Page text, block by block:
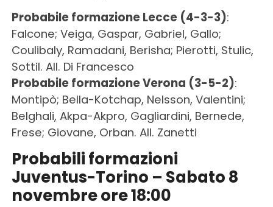
Probabile formazione Lecce (4-3-3):
Falcone; Veiga, Gaspar, Gabriel, Gallo;
Coulibaly, Ramadani, Berisha; Pierotti, Stulic,
Sottil. All. Di Francesco
Probabile formazione Verona (3-5-2):
Montipò; Bella-Kotchap, Nelsson, Valentini;
Belghali, Akpa-Akpro, Gagliardini, Bernede,
Frese; Giovane, Orban. All. Zanetti
Probabili formazioni
Juventus-Torino – Sabato 8
novembre ore 18:00